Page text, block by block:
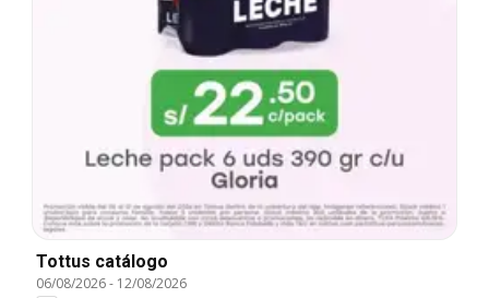
Tottus catálogo
06/08/2026- 12/08/2026